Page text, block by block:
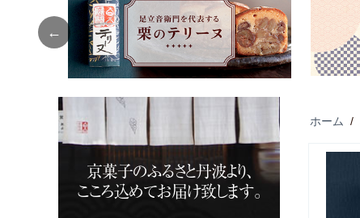
Previous
京菓子のふるさと丹波より、
こころ込めてお届け致します。
ホーム /